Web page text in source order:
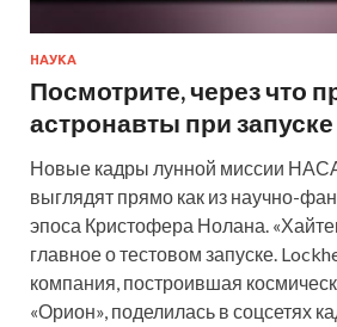
НАУКА
Посмотрите, через что
астронавты при
Новые кадры лунной миссии
выглядят прямо как из научно-
эпоса Кристофера Нолана.
главное о тестовом запуске.
компания, построившая
«Орион», поделилась в соцсетях